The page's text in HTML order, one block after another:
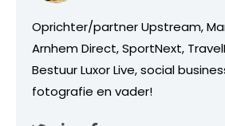
Oprichter/partner Upstream,
Arnhem Direct, SportNext,
Bestuur Luxor Live, social
fotografie en vader!